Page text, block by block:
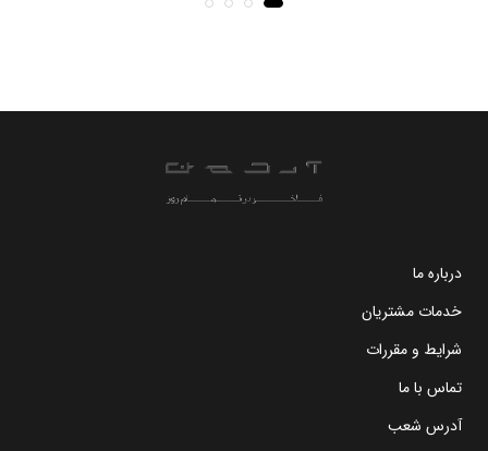
درباره ما
خدمات مشتریان
شرایط و مقررات
تماس با ما
آدرس شعب